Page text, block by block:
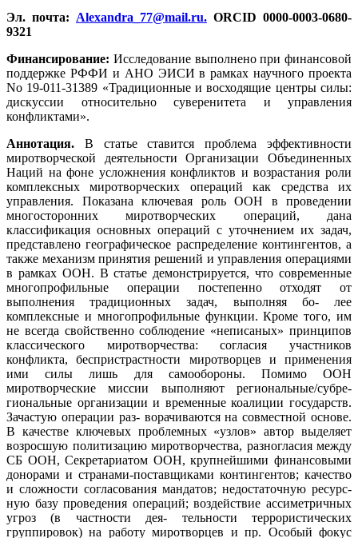
Эл. почта: Alexandra_77@mail.ru. ORCID 0000-0003-0680-
9321
Финансирование: Исследование выполнено при финансовой
поддержке РФФИ и АНО ЭИСИ в рамках научного проекта
No 19-011-31389 «Традиционные и восходящие центры силы:
дискуссии относительно суверенитета и управления
конфликтами».
Аннотация. В статье ставится проблема эффективности
миротворческой деятельности Организации Объединенных
Наций на фоне усложнения конфликтов и возрастания роли
комплексных миротворческих операций как средства их
управления. Показана ключевая роль ООН в проведении
многосторонних миротворческих операций, дана
классификация основных операций с уточнением их задач,
представлено географическое распределение контингентов, а
также механизм принятия решений и управления операциями
в рамках ООН. В статье демонстрируется, что современные
многопрофильные операции постепенно отходят от
выполнения традиционных задач, выполняя бо- лее
комплексные и многопрофильные функции. Кроме того, им
не всегда свойственно соблюдение «неписаных» принципов
классического миротворчества: согласия участников
конфликта, беспристрастности миротворцев и применения
ими силы лишь для самообороны. Помимо ООН
миротворческие миссии выполняют региональные/субре-
гиональные организации и временные коалиции государств.
Зачастую операции раз- ворачиваются на совместной основе.
В качестве ключевых проблемных «узлов» автор выделяет
возросшую политизацию миротворчества, разногласия между
СБ ООН, Секретариатом ООН, крупнейшими финансовыми
донорами и странами-поставщиками контингентов; качество
и сложности согласования мандатов; недостаточную ресурс-
ную базу проведения операций; воздействие ассиметричных
угроз (в частности дея- тельности террористических
группировок) на работу миротворцев и пр. Особый фокус